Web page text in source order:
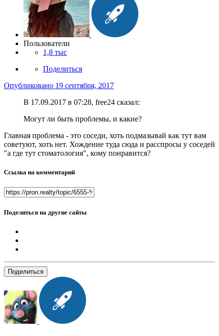
Пользователи
1,8 тыс
Поделиться
Опубликовано 19 сентября, 2017
В 17.09.2017 в 07:28, free24 сказал:
Могут ли быть проблемы, и какие?
Главная проблема - это соседи, хоть подмазывай как тут вам
советуют, хоть нет. Хождение туда сюда и расспросы у соседей
"а где тут стоматология", кому понравится?
Ссылка на комментарий
Поделиться на другие сайты
Поделиться